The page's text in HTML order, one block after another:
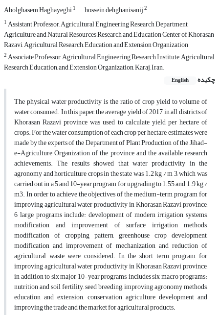
Abolghasem Haghayeghi1 hossein dehghanisanij2
1Assistant Professor, Agricultural Engineering Research Department,
Agriculture and Natural Resources Research and Education Center of Khorasan
Razavi, Agricultural Research, Education and Extension Organization
2Associate Professor, Agricultural Engineering Research Institute, Agricultural
Research Education, and Extension Organization, Karaj, Iran.
چکیده
English
The physical water productivity is the ratio of crop yield to volume of
water consumed. In this paper, the average yield of 2017 in all districts of
Khorasan Razavi province was used to calculate yield per hectare of
crops. For the water consumption of each crop per hectare, estimates were
made by the experts of the Department of Plant Production of the Jihad-
e-Agriculture Organization of the province and the available research
achievements. The results showed that water productivity in the
agronomy and horticulture crops in the state was 1.2 kg / m 3, which was
carried out in a 5 and 10-year program for upgrading to 1.55 and 1.9 kg /
m3. In order to achieve the objectives of the medium-term program for
improving agricultural water productivity in Khorasan Razavi province,
6 large programs include: development of modern irrigation systems,
modification and improvement of surface irrigation methods,
modification of cropping pattern, greenhouse crop development,
modification and improvement of mechanization and reduction of
agricultural waste were considered. In the short term program for
improving agricultural water productivity in Khorasan Razavi province,
in addition to six major 10-year programs, includes six macro programs:
nutrition and soil fertility, seed breeding, improving agronomy methods,
education and extension, conservation agriculture development and
improving the trade and the market for agricultural products.